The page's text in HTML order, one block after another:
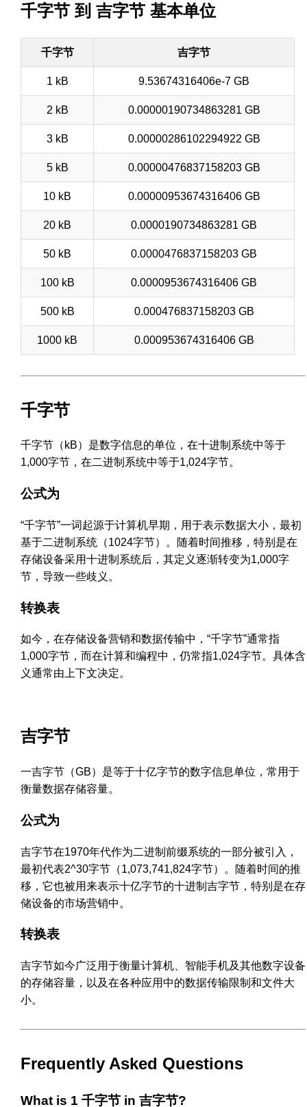
千字节 到 吉字节 基本单位
千字节 吉字节
1 kB 9.53674316406e-7 GB
2 kB 0.00000190734863281 GB
3 kB 0.00000286102294922 GB
5 kB 0.00000476837158203 GB
10 kB 0.00000953674316406 GB
20 kB 0.0000190734863281 GB
50 kB 0.0000476837158203 GB
100 kB 0.0000953674316406 GB
500 kB 0.000476837158203 GB
1000 kB 0.000953674316406 GB
千字节
千字节（kB）是数字信息的单位，在十进制系统中等于
1,000字节，在二进制系统中等于1,024字节。
公式为
“千字节”一词起源于计算机早期，用于表示数据大小，最初
基于二进制系统（1024字节）。随着时间推移，特别是在
存储设备采用十进制系统后，其定义逐渐转变为1,000字
节，导致一些歧义。
转换表
如今，在存储设备营销和数据传输中，“千字节”通常指
1,000字节，而在计算和编程中，仍常指1,024字节。具体含
义通常由上下文决定。
吉字节
一吉字节（GB）是等于十亿字节的数字信息单位，常用于
衡量数据存储容量。
公式为
吉字节在1970年代作为二进制前缀系统的一部分被引入，
最初代表2^30字节（1,073,741,824字节）。随着时间的推
移，它也被用来表示十亿字节的十进制吉字节，特别是在存
储设备的市场营销中。
转换表
吉字节如今广泛用于衡量计算机、智能手机及其他数字设备
的存储容量，以及在各种应用中的数据传输限制和文件大
小。
Frequently Asked Questions
What is 1 千字节 in 吉字节?